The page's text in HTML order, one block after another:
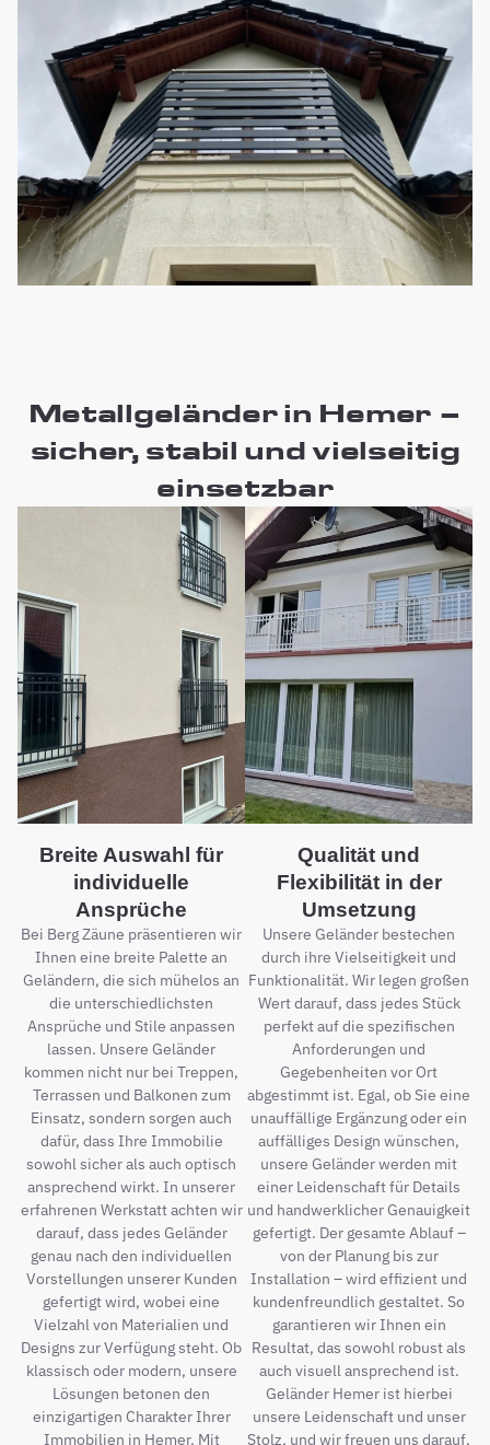
Metallgeländer in Hemer –
sicher, stabil und vielseitig
einsetzbar
Breite Auswahl für
individuelle
Ansprüche
Bei Berg Zäune präsentieren wir
Ihnen eine breite Palette an
Geländern, die sich mühelos an
die unterschiedlichsten
Ansprüche und Stile anpassen
lassen. Unsere Geländer
kommen nicht nur bei Treppen,
Terrassen und Balkonen zum
Einsatz, sondern sorgen auch
dafür, dass Ihre Immobilie
sowohl sicher als auch optisch
ansprechend wirkt. In unserer
erfahrenen Werkstatt achten wir
darauf, dass jedes Geländer
genau nach den individuellen
Vorstellungen unserer Kunden
gefertigt wird, wobei eine
Vielzahl von Materialien und
Designs zur Verfügung steht. Ob
klassisch oder modern, unsere
Lösungen betonen den
einzigartigen Charakter Ihrer
Immobilien in Hemer. Mit
Qualität und
Flexibilität in der
Umsetzung
Unsere Geländer bestechen
durch ihre Vielseitigkeit und
Funktionalität. Wir legen großen
Wert darauf, dass jedes Stück
perfekt auf die spezifischen
Anforderungen und
Gegebenheiten vor Ort
abgestimmt ist. Egal, ob Sie eine
unauffällige Ergänzung oder ein
auffälliges Design wünschen,
unsere Geländer werden mit
einer Leidenschaft für Details
und handwerklicher Genauigkeit
gefertigt. Der gesamte Ablauf –
von der Planung bis zur
Installation – wird effizient und
kundenfreundlich gestaltet. So
garantieren wir Ihnen ein
Resultat, das sowohl robust als
auch visuell ansprechend ist.
Geländer Hemer ist hierbei
unsere Leidenschaft und unser
Stolz, und wir freuen uns darauf,